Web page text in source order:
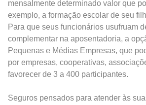
mensalmente determinado valor que
exemplo, a formação escolar de seu
Para que seus funcionários usufruam
complementar na aposentadoria, a
Pequenas e Médias Empresas, que
por empresas, cooperativas,
favorecer de 3 a 400 participantes.
Seguros pensados para atender às